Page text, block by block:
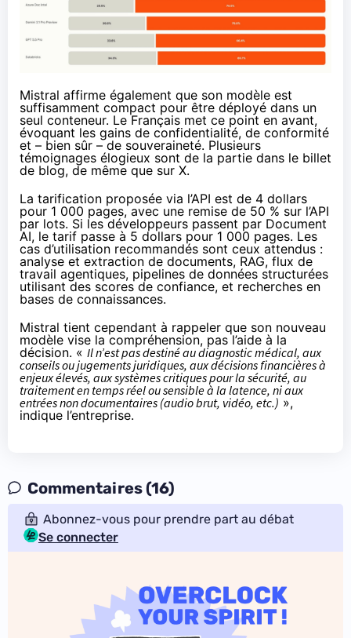
Mistral affirme également que son modèle est
suffisamment compact pour être déployé dans un
seul conteneur. Le Français met ce point en avant,
évoquant les gains de confidentialité, de conformité
et – bien sûr – de souveraineté. Plusieurs
témoignages élogieux sont de la partie dans le billet
de blog, de même que sur X.
La tarification proposée via l’API est de 4 dollars
pour 1 000 pages, avec une remise de 50 % sur l’API
par lots. Si les développeurs passent par Document
AI, le tarif passe à 5 dollars pour 1 000 pages. Les
cas d’utilisation recommandés sont ceux attendus :
analyse et extraction de documents, RAG, flux de
travail agentiques, pipelines de données structurées
utilisant des scores de confiance, et recherches en
bases de connaissances.
Mistral tient cependant à rappeler que son nouveau
modèle vise la compréhension, pas l’aide à la
décision. « Il n’est pas destiné au diagnostic médical, aux
conseils ou jugements juridiques, aux décisions financières à
enjeux élevés, aux systèmes critiques pour la sécurité, au
traitement en temps réel ou sensible à la latence, ni aux
entrées non documentaires (audio brut, vidéo, etc.) »,
indique l’entreprise.
Commentaires (16)
Abonnez-vous pour prendre part au débat
Se connecter